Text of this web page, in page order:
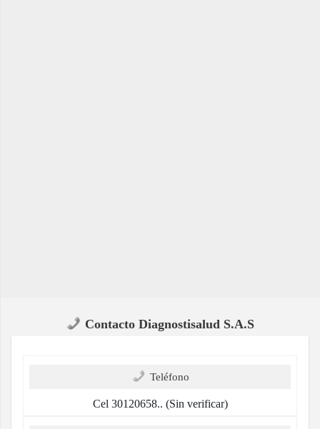
Contacto Diagnostisalud S.A.S
Teléfono
Cel 30120658.. (Sin verificar)